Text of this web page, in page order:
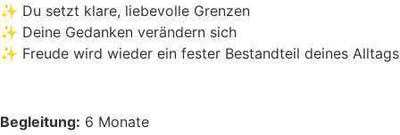
✨ Du setzt klare, liebevolle Grenzen
✨ Deine Gedanken verändern sich
✨ Freude wird wieder ein fester Bestandteil deines Alltags
Begleitung: 6 Monate